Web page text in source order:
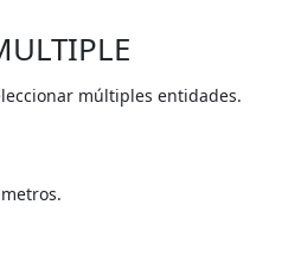
múltiples entidades.